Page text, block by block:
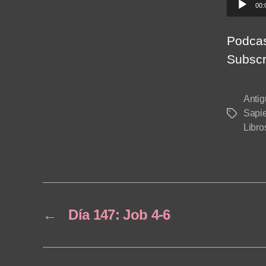
u
d
i
l
r
Tags
← Día 147: Job 4-6